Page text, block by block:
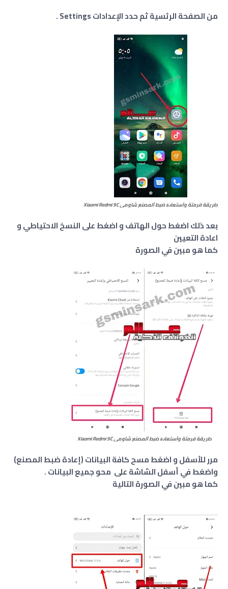
من الصفحة الرئسية ثم حدد الإعدادات Settings .
طريقة فرمتة وﺍﺳﺘﻌﺎﺩﺓ ﺿﺒﻂ ﺍﻟﻤﺼﻨﻊ شاومي Xiaomi Redmi 9C
بعد ذلك اضغط حول الهاتف و اضغط على النسخ الاحتياطي و
اعادة التعيين
كما هو مبين في الصورة
طريقة فرمتة وﺍﺳﺘﻌﺎﺩﺓ ﺿﺒﻂ ﺍﻟﻤﺼﻨﻊ شاومي Xiaomi Redmi 9C
مرر للأسفل و اضغط مسح كافة البيانات (إعادة ضبط المصنع)
واضغط في أسفل الشاشة على محو جميع البيانات .
كما هو مبين في الصورة التالية